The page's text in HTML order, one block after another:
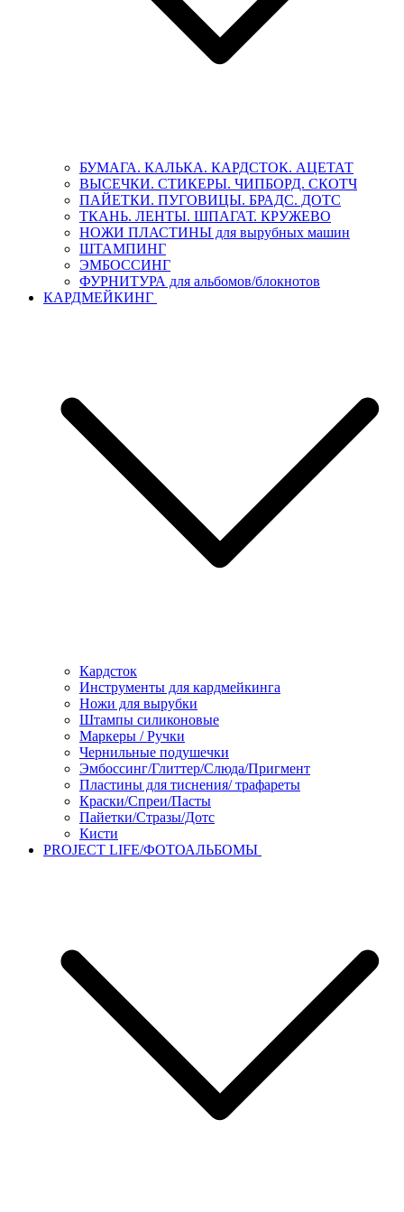
БУМАГА. КАЛЬКА. КАРДСТОК. АЦЕТАТ
ВЫСЕЧКИ. СТИКЕРЫ. ЧИПБОРД. СКОТЧ
ПАЙЕТКИ. ПУГОВИЦЫ. БРАДС. ДОТС
ТКАНЬ. ЛЕНТЫ. ШПАГАТ. КРУЖЕВО
НОЖИ ПЛАСТИНЫ для вырубных машин
ШТАМПИНГ
ЭМБОССИНГ
ФУРНИТУРА для альбомов/блокнотов
КАРДМЕЙКИНГ
Кардсток
Инструменты для кардмейкинга
Ножи для вырубки
Штампы силиконовые
Маркеры / Ручки
Чернильные подушечки
Эмбоссинг/Глиттер/Слюда/Пригмент
Пластины для тиснения/ трафареты
Краски/Спреи/Пасты
Пайетки/Стразы/Дотс
Кисти
PROJECT LIFE/ФОТОАЛЬБОМЫ